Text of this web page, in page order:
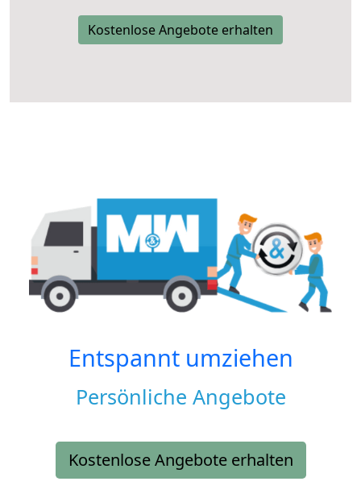
Kostenlose Angebote erhalten
Entspannt umziehen
Persönliche Angebote
Kostenlose Angebote erhalten